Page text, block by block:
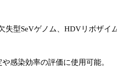
型SeVゲノム、HDVリボザイ
感染効率の評価に使用可能。